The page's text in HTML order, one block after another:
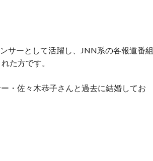
サーとして活躍し、JNN系の各報道番組
た方です。
・佐々木恭子さんと過去に結婚してお